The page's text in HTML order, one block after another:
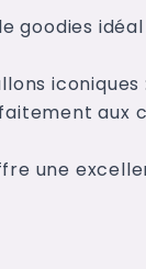
goodies
aux
une